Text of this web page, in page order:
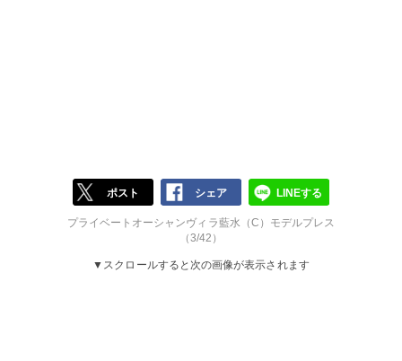
ポスト シェア LINEする
プライベートオーシャンヴィラ藍水（C）モデルプレス
（3/42）
▼スクロールすると次の画像が表示されます